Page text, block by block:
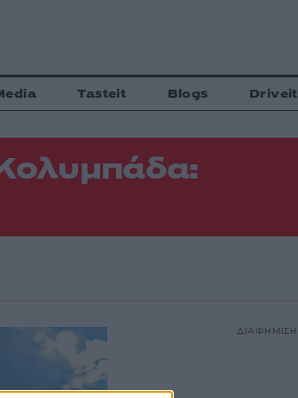
Tasteit Blogs Driveit
ΔΙΑΦΗΜΙΣΗ